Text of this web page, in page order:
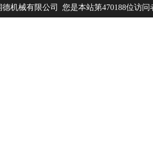
德机械有限公司 您是本站第470188位访